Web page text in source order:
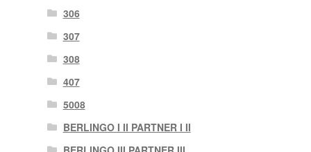
306
307
308
407
5008
BERLINGO I II PARTNER I II